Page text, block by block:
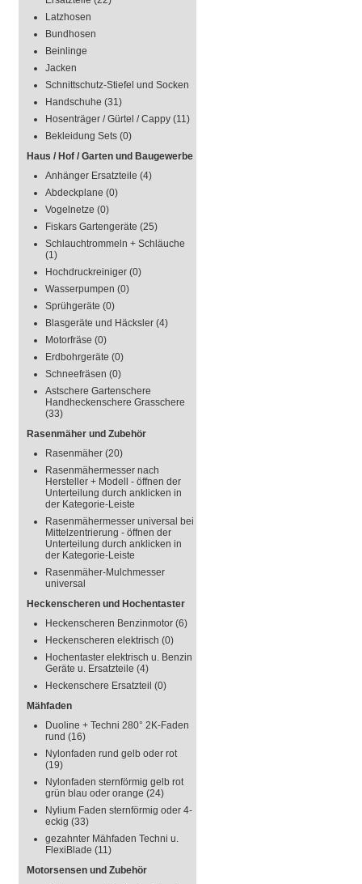
Latzhosen
Bundhosen
Beinlinge
Jacken
Schnittschutz-Stiefel und Socken
Handschuhe (31)
Hosenträger / Gürtel / Cappy (11)
Bekleidung Sets (0)
Haus / Hof / Garten und Baugewerbe
Anhänger Ersatzteile (4)
Abdeckplane (0)
Vogelnetze (0)
Fiskars Gartengeräte (25)
Schlauchtrommeln + Schläuche
(1)
Hochdruckreiniger (0)
Wasserpumpen (0)
Sprühgeräte (0)
Blasgeräte und Häcksler (4)
Motorfräse (0)
Erdbohrgeräte (0)
Schneefräsen (0)
Astschere Gartenschere
Handheckenschere Grasschere
(33)
Rasenmäher und Zubehör
Rasenmäher (20)
Rasenmähermesser nach
Hersteller + Modell - öffnen der
Unterteilung durch anklicken in
der Kategorie-Leiste
Rasenmähermesser universal bei
Mittelzentrierung - öffnen der
Unterteilung durch anklicken in
der Kategorie-Leiste
Rasenmäher-Mulchmesser
universal
Heckenscheren und Hochentaster
Heckenscheren Benzinmotor (6)
Heckenscheren elektrisch (0)
Hochentaster elektrisch u. Benzin
Geräte u. Ersatzteile (4)
Heckenschere Ersatzteil (0)
Mähfaden
Duoline + Techni 280° 2K-Faden
rund (16)
Nylonfaden rund gelb oder rot
(19)
Nylonfaden sternförmig gelb rot
grün blau oder orange (24)
Nylium Faden sternförmig oder 4-
eckig (33)
gezahnter Mähfaden Techni u.
FlexiBlade (11)
Motorsensen und Zubehör